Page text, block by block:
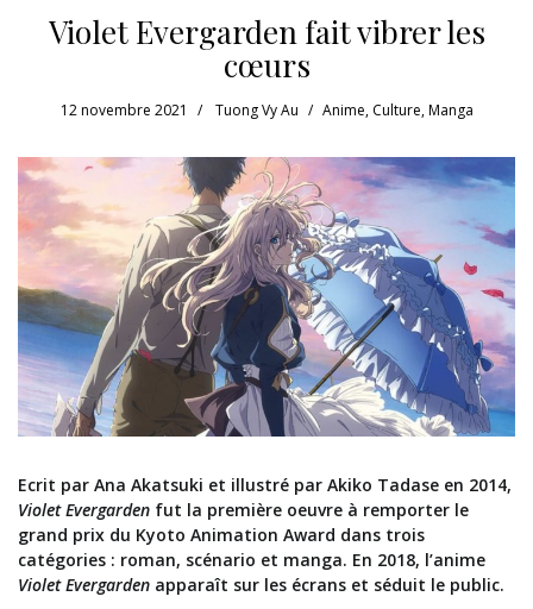
Violet Evergarden fait vibrer les
cœurs
12 novembre 2021 Tuong Vy Au Anime, Culture,Manga
Ecrit par Ana Akatsuki et illustré par Akiko Tadase en 2014,
Violet Evergarden fut la première oeuvre à remporter le
grand prix du Kyoto Animation Award dans trois
catégories : roman, scénario et manga. En 2018, l’anime
Violet Evergarden apparaît sur les écrans et séduit le public.